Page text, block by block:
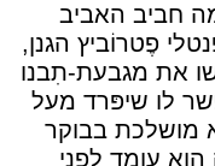
חביב האביב
פֶטרוֹביץ הגנן,
את מגבעת-תִבנו
לו שיפּרד מעל
מושלכת בבוקר
עומד לפני